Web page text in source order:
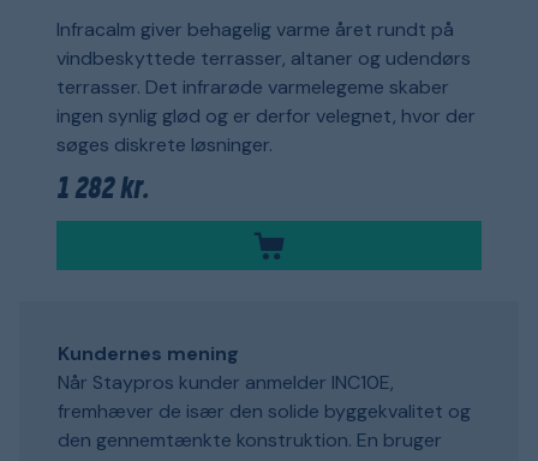
Infracalm giver behagelig varme året rundt på
vindbeskyttede terrasser, altaner og udendørs
terrasser. Det infrarøde varmelegeme skaber
ingen synlig glød og er derfor velegnet, hvor der
søges diskrete løsninger.
1 282 kr.
Kundernes mening
Når Staypros kunder anmelder INC10E,
fremhæver de især den solide byggekvalitet og
den gennemtænkte konstruktion. En bruger